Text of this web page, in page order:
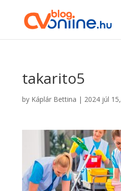
takarito5
by Káplár Bettina | 2024 júl 15,